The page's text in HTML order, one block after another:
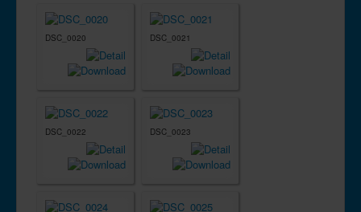
DSC_0020 DSC_0021
DSC_0022 DSC_0023